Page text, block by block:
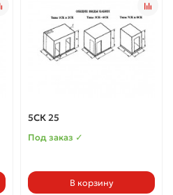
5СК 25
Под заказ ✓
В корзину